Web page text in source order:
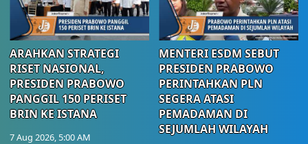
ARAHKAN STRATEGI
RISET NASIONAL,
PRESIDEN PRABOWO
PANGGIL 150 PERISET
BRIN KE ISTANA
7 Aug 2026, 5:00 AM
MENTERI ESDM SEBUT
PRESIDEN PRABOWO
PERINTAHKAN PLN
SEGERA ATASI
PEMADAMAN DI
SEJUMLAH WILAYAH